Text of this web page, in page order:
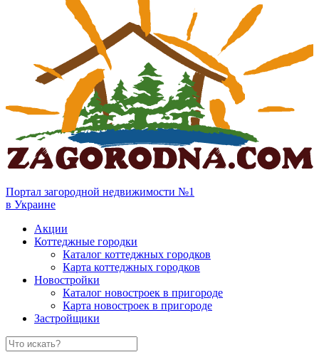
Портал загородной недвижимости №1
в Украине
Акции
Коттеджные городки
Каталог коттеджных городков
Карта коттеджных городков
Новостройки
Каталог новостроек в пригороде
Карта новостроек в пригороде
Застройщики